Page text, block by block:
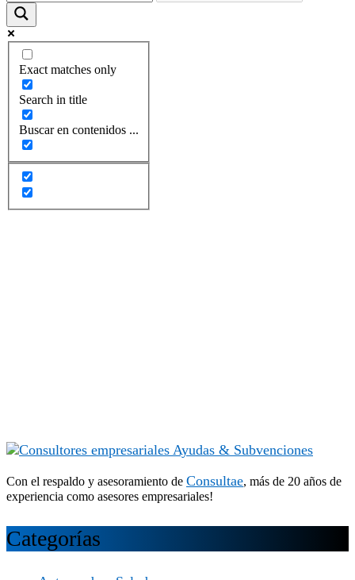
Exact matches only
Search in title
Buscar en contenidos ...
Con el respaldo y asesoramiento de Consultae, más de 20 años de
experiencia como asesores empresariales!
Categorías